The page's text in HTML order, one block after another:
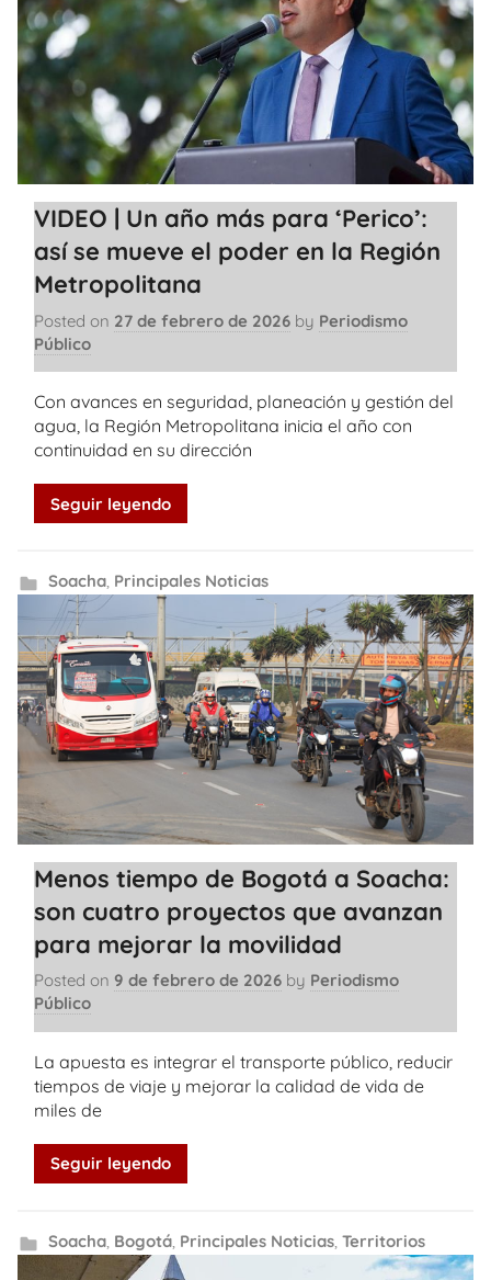
VIDEO | Un año más para ‘Perico’:
así se mueve el poder en la Región
Metropolitana
Posted on 27 de febrero de 2026 by Periodismo
Público
Con avances en seguridad, planeación y gestión del
agua, la Región Metropolitana inicia el año con
continuidad en su dirección
Seguir leyendo
Soacha, Principales Noticias
Menos tiempo de Bogotá a Soacha:
son cuatro proyectos que avanzan
para mejorar la movilidad
Posted on 9 de febrero de 2026 by Periodismo
Público
La apuesta es integrar el transporte público, reducir
tiempos de viaje y mejorar la calidad de vida de
miles de
Seguir leyendo
Soacha, Bogotá, Principales Noticias, Territorios